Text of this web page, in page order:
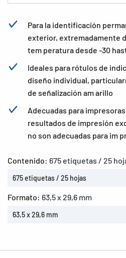
Para la identificación
exterior, extremadamente
tem peratura desde -30
Ideales para rótulos de
diseño individual,
de señalización am arillo
Adecuadas para
resultados de impresión
no son adecuadas para im
Contenido: 675 etiquetas / 25
675 etiquetas / 25 hojas
Formato: 63,5 x 29,6 mm
63,5 x 29,6 mm